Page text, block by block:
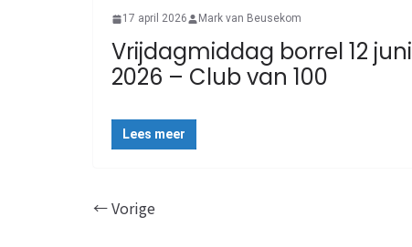
17 april 2026 Mark van Beusekom
Vrijdagmiddag borrel 12 juni
2026 – Club van 100
Lees meer
← Vorige